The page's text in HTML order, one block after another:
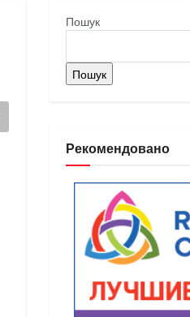
Пошук
Пошук
Рекомендовано